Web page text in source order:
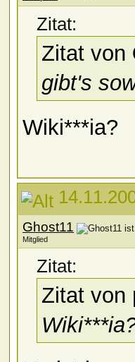
Zitat:
Zitat von
gibt's
Wiki***ia?
Ghost11
Mitglied
Zitat:
Zitat von